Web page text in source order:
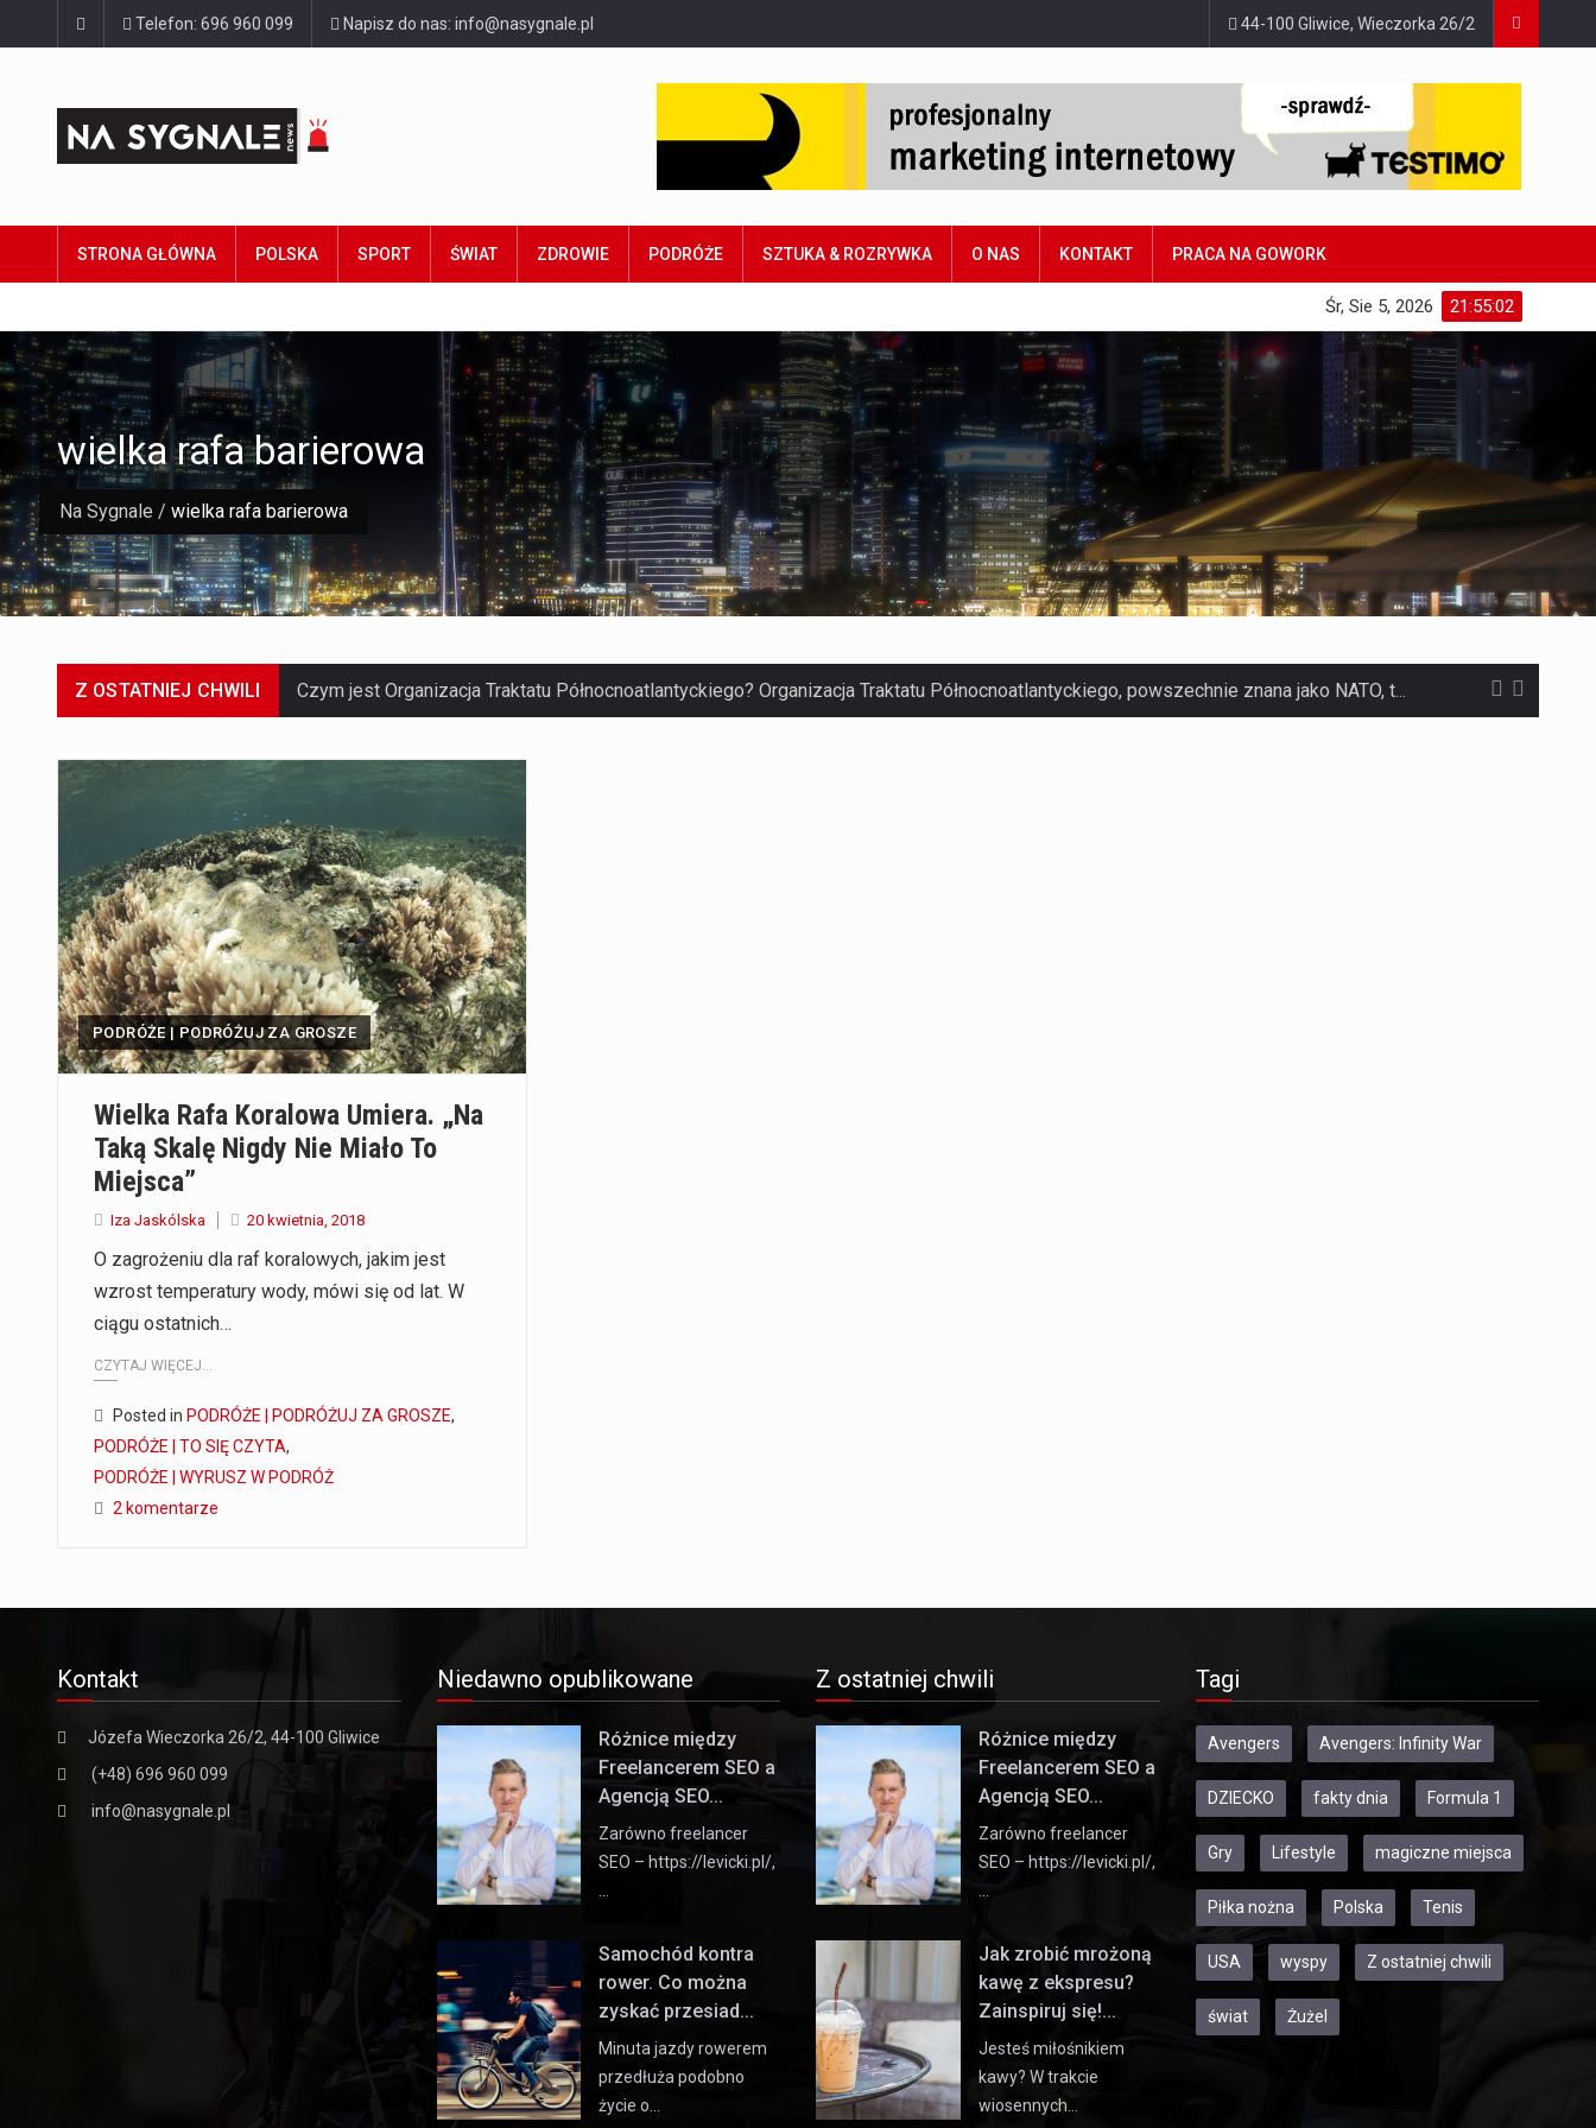
Telefon: 696 960 099 Napisz do nas: info@nasygnale.pl 44-100 Gliwice, Wieczorka 26/2
STRONA GŁÓWNA POLSKA SPORT ŚWIAT ZDROWIE PODRÓŻE SZTUKA & ROZRYWKA O NAS KONTAKT PRACA NA GOWORK
21:55:03
Śr, Sie 5, 2026
Na Sygnale / wielka rafa barierowa
wielka rafa barierowa
Z OSTATNIEJ CHWILI Czym jest Organizacja Traktatu Północnoatlantyckiego? Organizacja Traktatu Północnoatlantyckiego, powszechnie znana jako NATO, to międzynarodowy sojusz polityczno-wojskowy, który powstał 4 kwietnia 1949 roku. Został założony przez…
PODRÓŻE | PODRÓŻUJ ZA GROSZE
Wielka Rafa Koralowa Umiera. „Na
Taką Skalę Nigdy Nie Miało To
Miejsca”
Iza Jaskólska 20 kwietnia, 2018
O zagrożeniu dla raf koralowych, jakim jest
wzrost temperatury wody, mówi się od lat. W
ciągu ostatnich…
CZYTAJ WIĘCEJ...
Posted in PODRÓŻE | PODRÓŻUJ ZA GROSZE,
PODRÓŻE | TO SIĘ CZYTA,
PODRÓŻE | WYRUSZ W PODRÓŻ
2 komentarze
Kontakt
Józefa Wieczorka 26/2, 44-100 Gliwice
(+48) 696 960 099
info@nasygnale.pl
Niedawno opublikowane
Różnice między
Freelancerem SEO a
Agencją SEO...
Zarówno freelancer
SEO – https://levicki.pl/,
Samochód kontra
rower. Co można
zyskać przesiad...
Minuta jazdy rowerem
przedłuża podobno
życie o…
Z ostatniej chwili
Różnice między
Freelancerem SEO a
Agencją SEO...
Zarówno freelancer
SEO – https://levicki.pl/,
Jak zrobić mrożoną
kawę z ekspresu?
Zainspiruj się!...
Jesteś miłośnikiem
kawy? W trakcie
wiosennych…
Tagi
Avengers Avengers: Infinity War
DZIECKO fakty dnia Formula 1
Gry Lifestyle magiczne miejsca
Piłka nożna Polska Tenis
USA wyspy Z ostatniej chwili
świat Żużel